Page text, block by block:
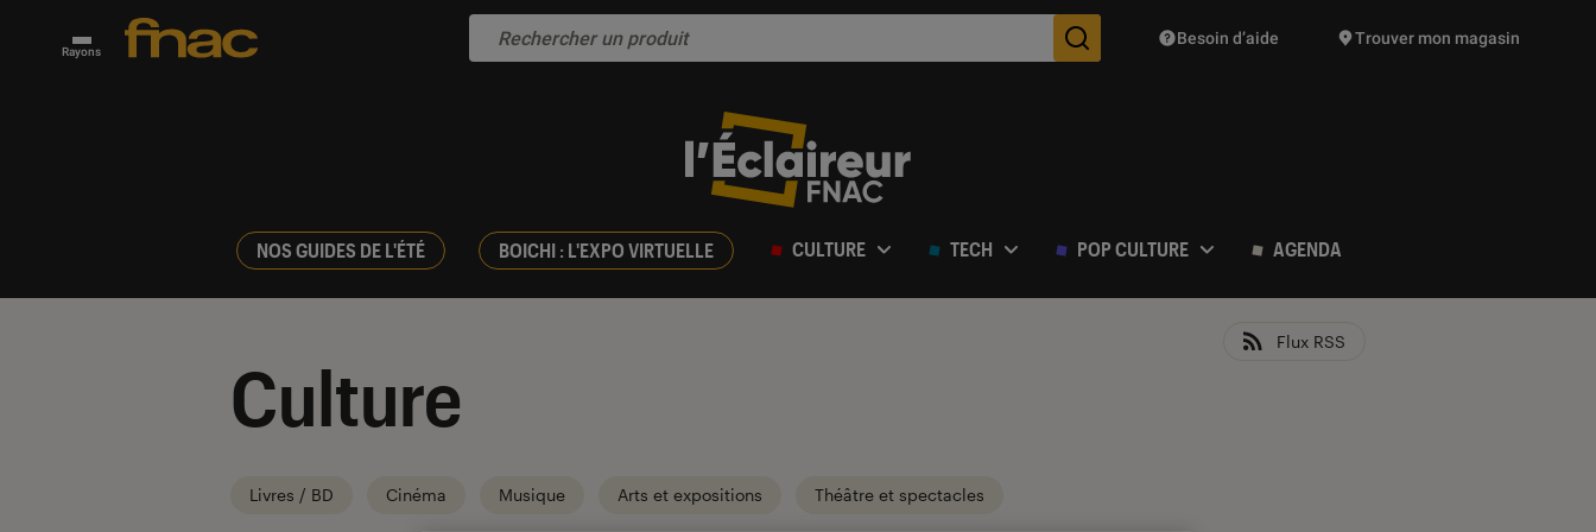
Rayons Des suggestions de produits vont vous être proposées
Besoin d’aide Trouver mon magasin
NOS GUIDES DE L'ÉTÉ BOICHI : L'EXPO VIRTUELLE CULTURE TECH POP CULTURE AGENDA
Culture
Flux RSS
Livres / BD Cinéma Musique Arts et expositions Théâtre et spectacles